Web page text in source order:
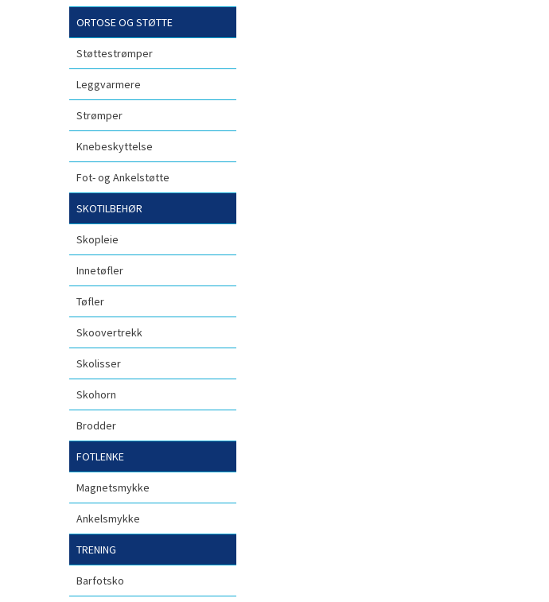
ORTOSE OG STØTTE
Støttestrømper
Leggvarmere
Strømper
Knebeskyttelse
Fot- og Ankelstøtte
SKOTILBEHØR
Skopleie
Innetøfler
Tøfler
Skoovertrekk
Skolisser
Skohorn
Brodder
FOTLENKE
Magnetsmykke
Ankelsmykke
TRENING
Barfotsko